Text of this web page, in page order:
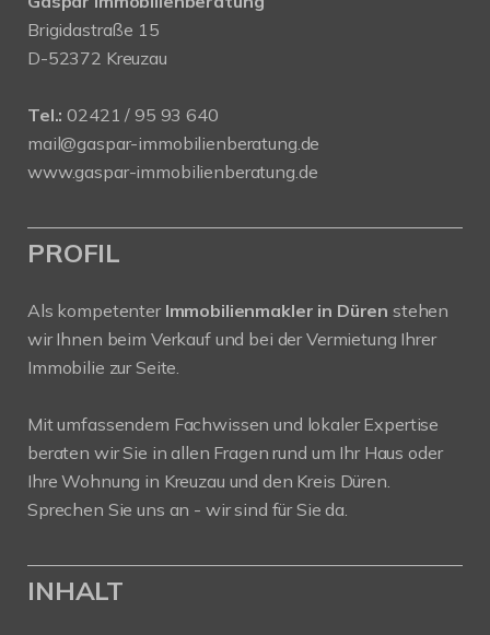
Brigidastraße 15
D-52372 Kreuzau
Tel.: 02421 / 95 93 640
mail@gaspar-immobilienberatung.de
www.gaspar-immobilienberatung.de
PROFIL
Als kompetenter Immobilienmakler in Düren stehen
wir Ihnen beim Verkauf und bei der Vermietung Ihrer
Immobilie zur Seite.
Mit umfassendem Fachwissen und lokaler Expertise
beraten wir Sie in allen Fragen rund um Ihr Haus oder
Ihre Wohnung in Kreuzau und den Kreis Düren.
Sprechen Sie uns an - wir sind für Sie da.
INHALT